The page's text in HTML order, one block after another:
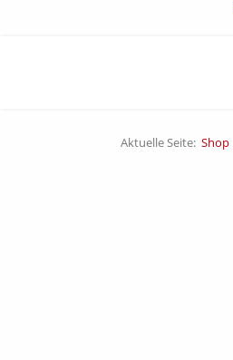
Aktuelle Seite: Shop